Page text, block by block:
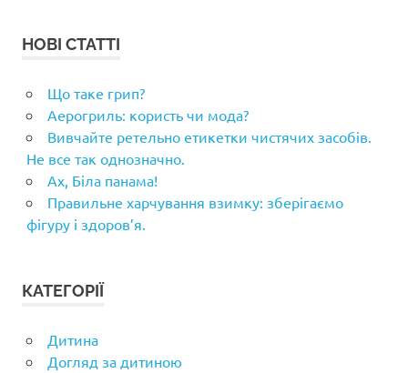
НОВІ СТАТТІ
Що таке грип?
Аерогриль: користь чи мода?
Вивчайте ретельно етикетки чистячих засобів.
Не все так однозначно.
Ах, Біла панама!
Правильне харчування взимку: зберігаємо
фігуру і здоров’я.
КАТЕГОРІЇ
Дитина
Догляд за дитиною